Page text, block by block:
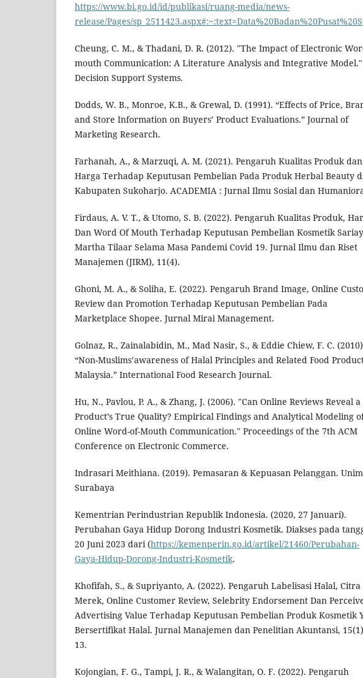
https://www.bi.go.id/id/publikasi/ruang-media/news-
release/Pages/
Cheung, C. M., & Thadani, D. R. (2012). "The Impact of Electronic
mouth Communication: A Literature Analysis and Integrative Model."
Decision Support Systems.
Dodds, W. B., Monroe, K.B., & Grewal, D. (1991). “Effects of Price,
and Store Information on Buyers’ Product Evaluations.” Journal of
Marketing Research.
Farhanah, A., & Marzuqi, A. M. (2021). Pengaruh Kualitas Produk dan
Harga Terhadap Keputusan Pembelian Pada Produk Herbal Beauty
Kabupaten Sukoharjo. ACADEMIA : Jurnal Ilmu Sosial dan
Firdaus, A. V. T., & Utomo, S. B. (2022). Pengaruh Kualitas Produk,
Dan Word Of Mouth Terhadap Keputusan Pembelian Kosmetik
Martha Tilaar Selama Masa Pandemi Covid 19. Jurnal Ilmu dan Riset
Manajemen (JIRM), 11(4).
Ghoni, M. A., & Soliha, E. (2022). Pengaruh Brand Image, Online
Review dan Promotion Terhadap Keputusan Pembelian Pada
Marketplace Shopee. Jurnal Mirai Management.
Golnaz, R., Zainalabidin, M., Mad Nasir, S., & Eddie Chiew, F. C.
“Non-Muslims’awareness of Halal Principles and Related Food
Malaysia.” International Food Research Journal.
Hu, N., Pavlou, P. A., & Zhang, J. (2006). "Can Online Reviews Reveal a
Product’s True Quality? Empirical Findings and Analytical Modeling
Online Word-of-Mouth Communication." Proceedings of the 7th ACM
Conference on Electronic Commerce.
Indrasari Meithiana. (2019). Pemasaran & Kepuasan Pelanggan.
Surabaya
Kementrian Perindustrian Republik Indonesia. (2020, 27 Januari).
Perubahan Gaya Hidup Dorong Industri Kosmetik. Diakses pada
20 Juni 2023 dari (https://kemenperin.go.id/artikel/21460/Perubahan-
Gaya-Hidup-Dorong-Industri-Kosmetik.
Khofifah, S., & Supriyanto, A. (2022). Pengaruh Labelisasi Halal, Citra
Merek, Online Customer Review, Selebrity Endorsement Dan
Advertising Value Terhadap Keputusan Pembelian Produk Kosmetik
Bersertifikat Halal. Jurnal Manajemen dan Penelitian Akuntansi,
13.
Kojongian, F. G., Tampi, J. R., & Walangitan, O. F. (2022). Pengaruh